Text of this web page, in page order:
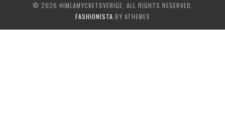
© 2026 HIMLAMYCKETSVERIGE. ALL RIGHTS RESERVED.
FASHIONISTA BY ATHEMES